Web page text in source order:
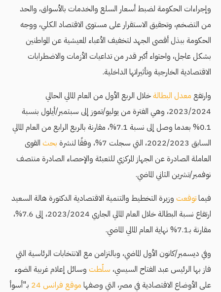
وإجراءات الحكومة لضبط أسعار السلع والخدمات بالأسواق، والحد
من التضخم، وتحقيق الاستقرار على مستوى الاقتصاد الكلي، ووجه
الحكومة ببذل أقصى الجهد لتخفيف الأعباء المعيشية عن المواطنين
بشكل عاجل، واحتواء أكبر قدر من تداعيات الأزمات والاضطرابات
الاقتصادية الخارجية وتأثيراتها الداخلية.
وارتفع معدل البطالة خلال الربع الأول من العام المالي الحالي
2023/2024، وهي الفترة من يوليو/تموز إلى سبتمبر/أيلول بنسبة
0.1% بعدما وصل إلى نسبة 7.1%، مقارنة بالربع الرابع من العام المالي
السابق 2022/2023، التي سجلت 7%، وفقًا لنشرة
بحث القوى
العاملة الصادرة عن الجهاز المركزي للتعبئة والإحصاء الصادرة منتصف
نوفمبر/تشرين الثاني الماضي.
فيماتوقعت وزيرة التخطيط والتنمية الاقتصادية الدكتورة هالة السعيد
ارتفاع نسبة البطالة خلال العام المالي الجاري 2023/2024، إلى 7.6%،
مقارنة بـ7.1% نهاية العام المالي الماضي.
وفي ديسمبر/كانون الأول الماضي، وبالتزامن مع الانتخابات الرئاسية التي
فاز بها الرئيس عبد الفتاح السيسي، سلّطت وسائل إعلام غربية الضوء
على الأوضاع الاقتصادية في مصر، التي وصفها موقع فرانس 24
بـ"أسوأ